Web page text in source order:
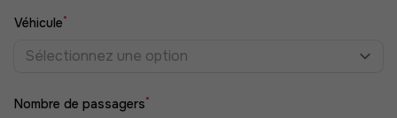
Véhicule*
Sélectionnez une option
Nombre de passagers*